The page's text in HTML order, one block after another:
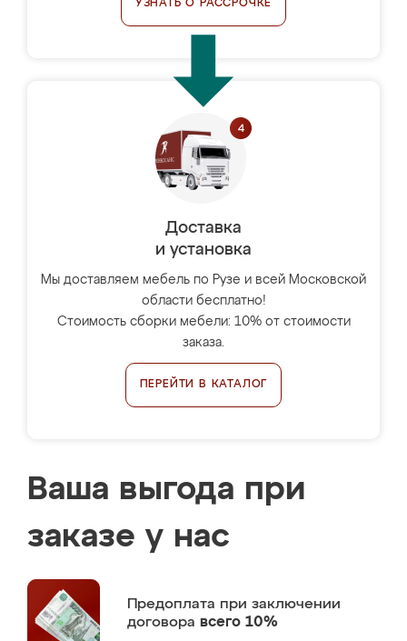
УЗНАТЬ О РАССРОЧКЕ
Доставка
и установка
Мы доставляем мебель по Рузе и всей Московской
области бесплатно!
Стоимость сборки мебели: 10% от стоимости
заказа.
ПЕРЕЙТИ В КАТАЛОГ
Ваша выгода при
заказе у нас
Предоплата при заключении
договора всего 10%